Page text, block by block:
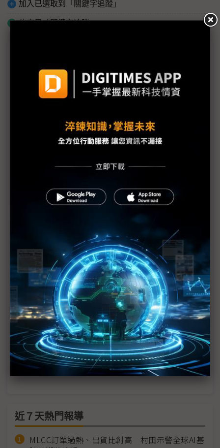
加入已選取到「關鍵字追蹤」
什麼是「關鍵字追蹤」
SEMICON首設精密機械區 百家機械業者成神山後盾
全球目光聚焦台灣半導體 SEMICON首設美國專區
CoWoS封裝材料暢旺 華立2025營運續強
化合物半導體與矽光子發展 異質整合成關鍵技術
博通：EML技術將比矽光子更快進入市場
GaN切入資料中心PSU成趨勢 IDM大廠多方競逐
北方華創、盛美參展Semicon受矚 中微半導體缺席
兆元級AI商機浮現 三星、SK海力士HBM4各自出招
臻鼎首次參與SEMICON 談IC載板重要性日增
SEMICON開幕冠蓋雲集 政府力推半導體、AI人才擴
大培育
SK海力士社長金柱善：功耗是AI發展最迫切的挑戰
精測：美系訂單醞釀中 2025年有望再攀升
瞄準AI新商機 鐳洋展示毫米波通訊測試方案
近７天熱門報導
MLCC訂單過熱、出貨比創高 村田示警全球AI基